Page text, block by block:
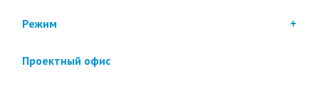
Режим
Проектный офис